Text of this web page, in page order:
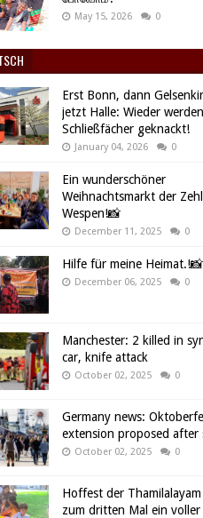
May 15, 2026 0
Erst Bonn, dann
jetzt Halle: Wieder werden
Schließfächer geknackt!
January 04, 2026 0
Ein wunderschöner
Weihnachtsmarkt der
Wespen!📸
December 11, 2025 0
Hilfe für meine Heimat.!📸
December 06, 2025 0
Manchester: 2 killed in
car, knife attack
October 02, 2025 0
Germany news:
extension proposed after
October 02, 2025 0
Hoffest der
zum dritten Mal ein